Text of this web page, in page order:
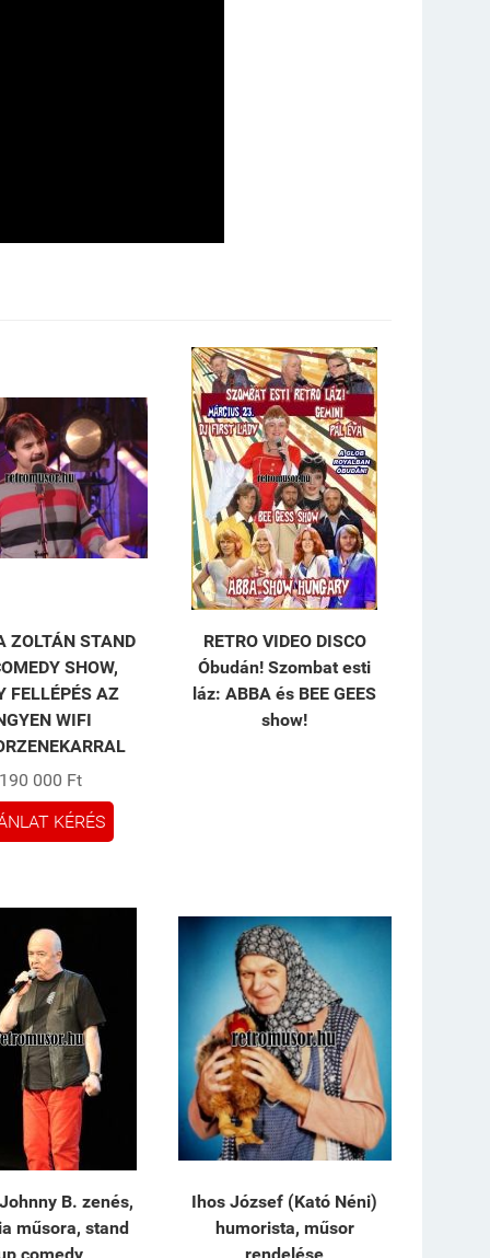
ZOLTÁN STAND
SHOW,
FELLÉPÉS AZ
WIFI
000 Ft
KÉRÉS
RETRO VIDEO DISCO
Óbudán! Szombat esti
láz: ABBA és BEE GEES
show!
B. zenés,
műsora, stand
Ihos József (Kató Néni)
humorista, műsor